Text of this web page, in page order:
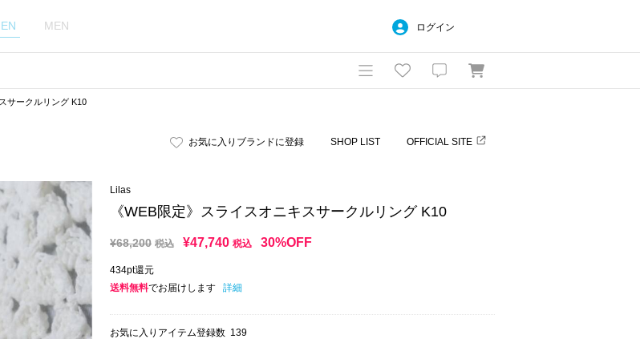
MEN ログイン
サークルリング K10
お気に入りブランドに登録 SHOP LIST OFFICIAL SITE
Lilas
《WEB限定》スライスオニキスサークルリング K10
¥68,200 税込 ¥47,740 税込 30%OFF
434pt還元
送料無料でお届けします 詳細
お気に入りアイテム登録数 139